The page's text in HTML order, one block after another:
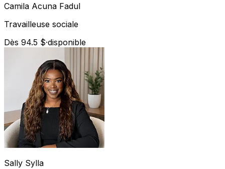
Camila Acuna Fadul
Travailleuse sociale
Dès 94.5 $·disponible
Sally Sylla